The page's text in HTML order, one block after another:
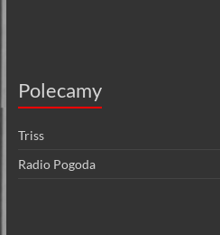
Polecamy
Triss
Radio Pogoda